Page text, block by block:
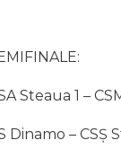
Steaua 1 –
Dinamo – CSȘ